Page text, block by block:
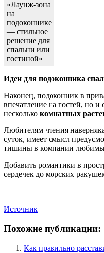
«Лаунж-зона
на
подоконнике
— стильное
решение для
спальни или
гостиной»
Идеи для подоконника
Наконец, подоконник в
впечатление на гостей, но
несколько комнатных
Любителям чтения
суток, имеет смысл
тишины в компании
Добавить романтики в
сердечек до морских
—
Источник
Похожие публикации:
Как правильно